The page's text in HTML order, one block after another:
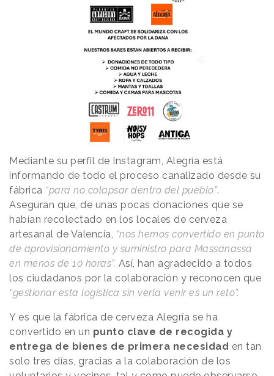
Mediante su perfil de Instagram, Alegría está
informando de todo el proceso canalizado desde su
fábrica “para no colapsar dentro del pueblo”.
Aseguran que, de unas pocas donaciones que se
habían recolectado en los locales de cerveza
artesanal de Valencia,
“nos hemos convertido en punto
de aprovisionamiento y suministro para Massanassa
en menos de 10 horas”. Así, han agradecido a todos
los ciudadanos por la colaboración y reconocen que
“gestionar esta logística sin verla venir es un reto”.
Y es que la fábrica de cerveza Alegría se ha
convertido en un punto clave de recogida y
entrega de bienes de primera necesidad en tan
solo tres días, gracias a la colaboración de los